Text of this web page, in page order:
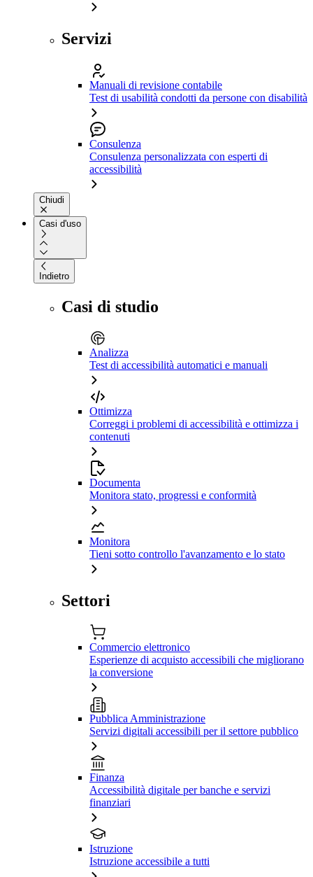
Servizi
Manuali di revisione contabile
Test di usabilità condotti da persone con disabilità
Consulenza
Consulenza personalizzata con esperti di
accessibilità
Chiudi
Casi d'uso
Indietro
Casi di studio
Analizza
Test di accessibilità automatici e manuali
Ottimizza
Correggi i problemi di accessibilità e ottimizza i
contenuti
Documenta
Monitora stato, progressi e conformità
Monitora
Tieni sotto controllo l'avanzamento e lo stato
Settori
Commercio elettronico
Esperienze di acquisto accessibili che migliorano
la conversione
Pubblica Amministrazione
Servizi digitali accessibili per il settore pubblico
Finanza
Accessibilità digitale per banche e servizi
finanziari
Istruzione
Istruzione accessibile a tutti